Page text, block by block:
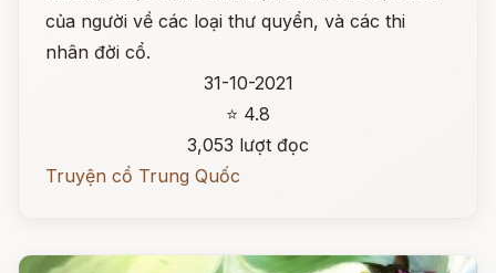
của người về các loại thư quyển, và các thi
nhân đời cổ.
31-10-2021
⭐ 4.8
3,053 lượt đọc
Truyện cổ Trung Quốc